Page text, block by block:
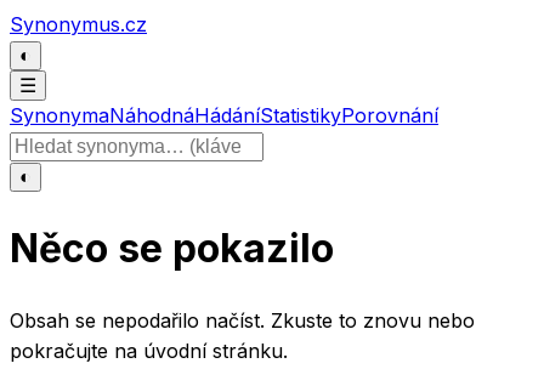
Přeskočit na obsah
Synonymus.cz
◐
☰
SynonymaNáhodnáHádáníStatistikyPorovnání
Hledat slovo
◐
Něco se pokazilo
Obsah se nepodařilo načíst. Zkuste to znovu nebo
pokračujte na úvodní stránku.